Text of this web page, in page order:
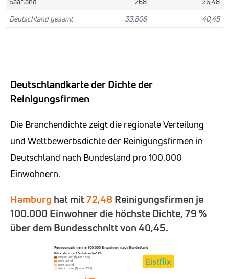
Deutschland gesamt
33.808 40,45
Deutschlandkarte der Dichte der
Reinigungsfirmen
Die Branchendichte zeigt die regionale Verteilung
und Wettbewerbsdichte der Reinigungsfirmen in
Deutschland nach Bundesland pro 100.000
Einwohnern.
Hamburg hat mit72,48Reinigungsfirmen je
100.000 Einwohner die höchste Dichte, 79 %
über dem Bundesschnitt von 40,45.
Reinigungsfirmen je 100.000 Einwohner nach Bundesland
Dichte relativ zum Ø Deutschland (40,45)
deutlich über Ø (über +15 %)
leicht über Ø
leicht unter Ø
deutlich unter Ø (unter −15 %)